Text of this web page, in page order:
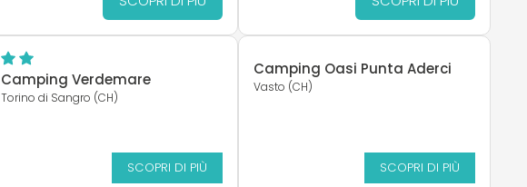
Camping Verdemare
Torino di Sangro (CH)
SCOPRI DI PIÙ
Camping Oasi Punta Aderci
Vasto (CH)
SCOPRI DI PIÙ